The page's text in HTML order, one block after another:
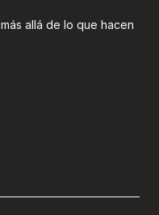
allá de lo que hacen